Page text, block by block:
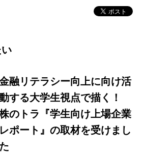
融リテラシー向上に向け活
する大学生視点で描く！
のトラ『学生向け上場企業
レポート』の取材を受けまし
た